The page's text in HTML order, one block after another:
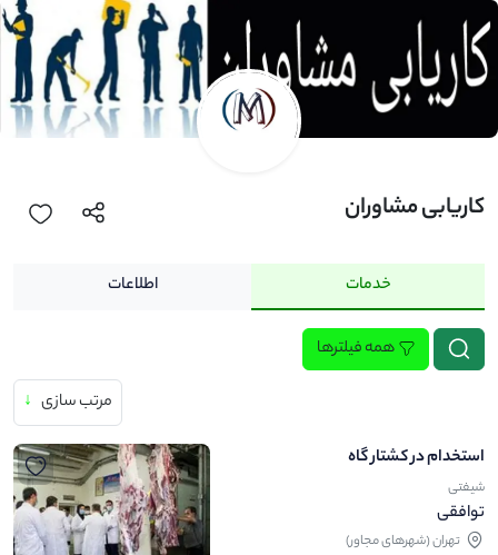
کاریابی مشاوران
خدمات اطلاعات
همه فیلترها
مرتب سازی ↓
استخدام در کشتار گاه
شیفتی
توافقی
تهران (شهرهای مجاور)